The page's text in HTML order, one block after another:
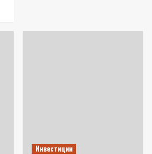
Инвестиции